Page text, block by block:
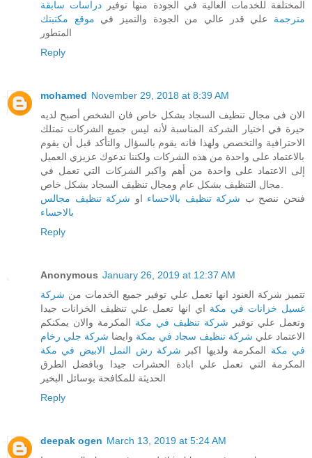
المختلفة للخدمات العالية في الجودة منها توفير دراسات سابقة
مترجمة علي قدر عالي من الجودة والتميز في موقع مكتبتك
المتطور
Reply
mohamed November 29, 2018 at 8:39 AM
الان فى مجال تنظيف السجاد بشكل خاص فان الشخص أصبح لديه
حيرة في اختيار الشركة المناسبة لأنه ليس جميع الشركات تمتلك
الاحترافية والتخصص ولهذا فانه يقوم بالسؤال والتأكد قبل أن يقوم
بالاعتماد على واحدة من هذه الشركات ولكننا ندعوك عزيزي العميل
إلى الاعتماد على واحدة من أهم واكبر الشركات التي تعمل في
فنحن ننصح ب شركة تنظيف بالاحساء او شركة تنظيف مجالس
بالاحساء
Reply
Anonymous January 26, 2019 at 12:37 AM
تتميز شركة العنود انها تعمل علي توفير جميع الخدمات من شركة
غسيل خزانات في مكة اي انها تعمل علي تنظيف الخزانات جيدا
وتعمل علي توفير شركة تنظيف في مكة المكرمة والان يمكنكم
الاعتماد علي شركة تنظيف سجاد في بمكة وايضا شركة جلي رخام
في مكة المكرمة ولديها اكبر شركة رش النمل الابيض في مكة
المكرمة التي تعمل علي ابادة الحشرات جيدا وبافضل الطرق
الحديثة للمكافحة بوسائل البخير
Reply
deepak ogen March 13, 2019 at 5:24 AM